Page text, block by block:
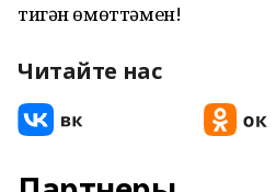
тигән өмөттәмен!
Читайте нас